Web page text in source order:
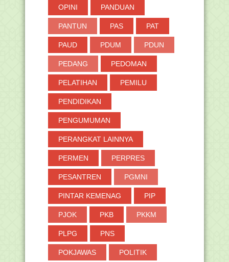
OPINI PANDUAN
PANTUN PAS PAT
PAUD PDUM PDUN
PEDANG PEDOMAN
PELATIHAN PEMILU
PENDIDIKAN
PENGUMUMAN
PERANGKAT LAINNYA
PERMEN PERPRES
PESANTREN PGMNI
PINTAR KEMENAG PIP
PJOK PKB PKKM
PLPG PNS
POKJAWAS POLITIK